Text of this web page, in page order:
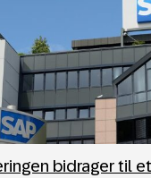
bidrager til